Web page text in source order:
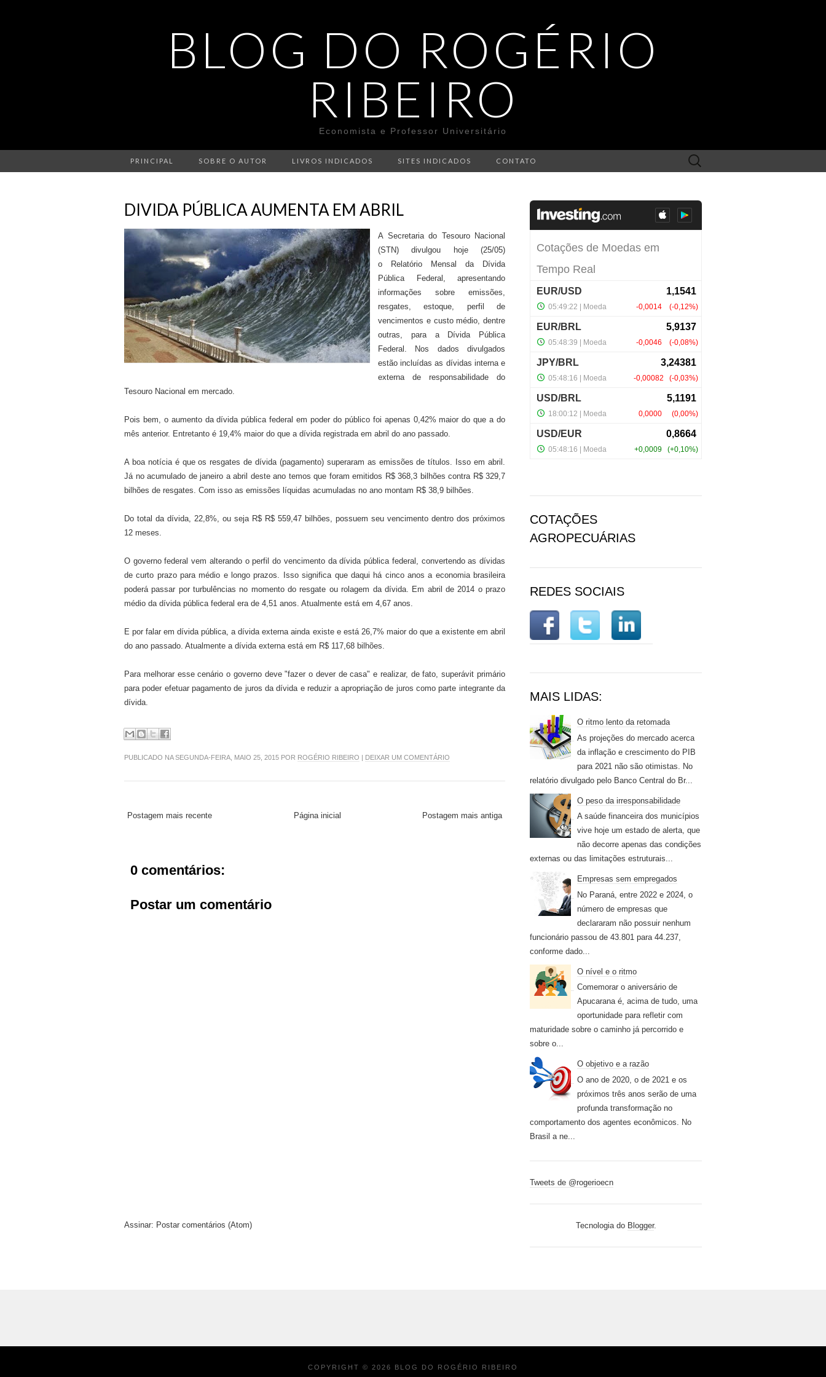
BLOG DO ROGÉRIO
RIBEIRO
Economista e Professor Universitário
PRINCIPAL SOBRE O AUTOR LIVROS INDICADOS SITES INDICADOS CONTATO
Search
for:
DIVIDA PÚBLICA AUMENTA EM ABRIL
A Secretaria do Tesouro Nacional
(STN) divulgou hoje (25/05)
o Relatório Mensal da Dívida
Pública Federal, apresentando
informações sobre emissões,
resgates, estoque, perfil de
vencimentos e custo médio, dentre
outras, para a Dívida Pública
Federal. Nos dados divulgados
estão incluídas as dívidas interna e
externa de responsabilidade do
Tesouro Nacional em mercado.
Pois bem, o aumento da dívida pública federal em poder do público foi apenas 0,42% maior do que a do
mês anterior. Entretanto é 19,4% maior do que a dívida registrada em abril do ano passado.
A boa notícia é que os resgates de dívida (pagamento) superaram as emissões de títulos. Isso em abril.
Já no acumulado de janeiro a abril deste ano temos que foram emitidos R$ 368,3 bilhões contra R$ 329,7
bilhões de resgates. Com isso as emissões líquidas acumuladas no ano montam R$ 38,9 bilhões.
Do total da dívida, 22,8%, ou seja R$ R$ 559,47 bilhões, possuem seu vencimento dentro dos próximos
12 meses.
O governo federal vem alterando o perfil do vencimento da dívida pública federal, convertendo as dívidas
de curto prazo para médio e longo prazos. Isso significa que daqui há cinco anos a economia brasileira
poderá passar por turbulências no momento do resgate ou rolagem da dívida. Em abril de 2014 o prazo
médio da dívida pública federal era de 4,51 anos. Atualmente está em 4,67 anos.
E por falar em dívida pública, a dívida externa ainda existe e está 26,7% maior do que a existente em abril
do ano passado. Atualmente a dívida externa está em R$ 117,68 bilhões.
Para melhorar esse cenário o governo deve "fazer o dever de casa" e realizar, de fato, superávit primário
para poder efetuar pagamento de juros da dívida e reduzir a apropriação de juros como parte integrante da
dívida.
PUBLICADO NA SEGUNDA-FEIRA, MAIO 25, 2015 POR ROGÉRIO RIBEIRO | DEIXAR UM COMENTÁRIO
Postagem mais recente Postagem mais antiga
Página inicial
0 comentários:
Postar um comentário
Assinar: Postar comentários (Atom)
COTAÇÕES
AGROPECUÁRIAS
REDES SOCIAIS
MAIS LIDAS:
O ritmo lento da retomada
As projeções do mercado acerca
da inflação e crescimento do PIB
para 2021 não são otimistas. No
relatório divulgado pelo Banco Central do Br...
O peso da irresponsabilidade
A saúde financeira dos municípios
vive hoje um estado de alerta, que
não decorre apenas das condições
externas ou das limitações estruturais...
Empresas sem empregados
No Paraná, entre 2022 e 2024, o
número de empresas que
declararam não possuir nenhum
funcionário passou de 43.801 para 44.237,
conforme dado...
O nível e o ritmo
Comemorar o aniversário de
Apucarana é, acima de tudo, uma
oportunidade para refletir com
maturidade sobre o caminho já percorrido e
sobre o...
O objetivo e a razão
O ano de 2020, o de 2021 e os
próximos três anos serão de uma
profunda transformação no
comportamento dos agentes econômicos. No
Brasil a ne...
Tweets de @rogerioecn
Tecnologia do Blogger.
COPYRIGHT © 2026 BLOG DO ROGÉRIO RIBEIRO